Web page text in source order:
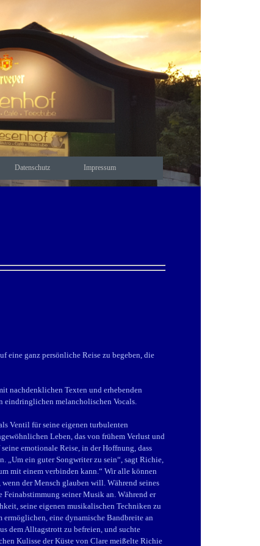
Datenschutz Impressum
eine ganz persönliche Reise zu begeben, die
nachdenklichen Texten und erhebenden
melancholischen Vocals.
Ventil für seine eigenen turbulenten
Leben, das von frühem Verlust und
emotionale Reise, in der Hoffnung, dass
„Um ein guter Songwriter zu sein“, sagt Richie,
mit einem verbinden kann.“ Wir alle können
der Mensch glauben will. Während seines
seiner Musik an. Während er
seine eigenen musikalischen Techniken zu
eine dynamische Bandbreite an
dem Alltagstrott zu befreien, und suchte
Kulisse der Küste von Clare meißelte Richie